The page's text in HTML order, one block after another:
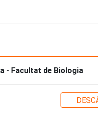
- Facultat de Biologia